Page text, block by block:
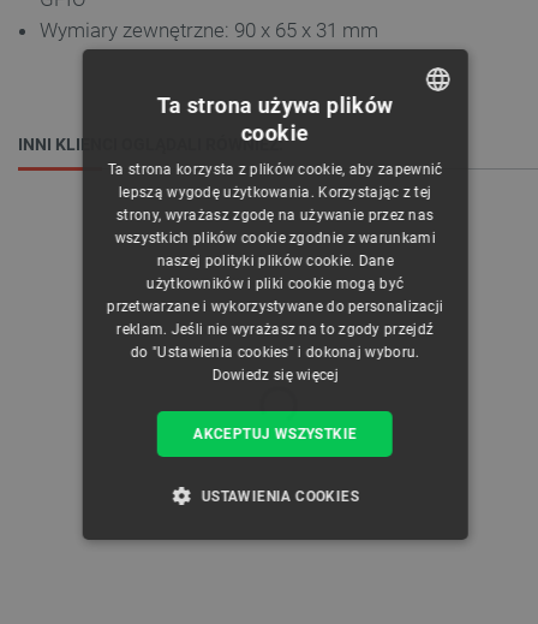
Wymiary zewnętrzne: 90 x 65 x 31 mm
INNI KLIENCI OGLĄDALI RÓWNIEŻ:
CZECH
ENGLISH
GERMAN
Ta strona używa plików
cookie
Ta strona korzysta z plików cookie, aby zapewnić
lepszą wygodę użytkowania. Korzystając z tej
strony, wyrażasz zgodę na używanie przez nas
wszystkich plików cookie zgodnie z warunkami
naszej polityki plików cookie. Dane
użytkowników i pliki cookie mogą być
przetwarzane i wykorzystywane do personalizacji
reklam. Jeśli nie wyrażasz na to zgody przejdź
do "Ustawienia cookies" i dokonaj wyboru.
Dowiedz się więcej
AKCEPTUJ WSZYSTKIE
USTAWIENIA COOKIES